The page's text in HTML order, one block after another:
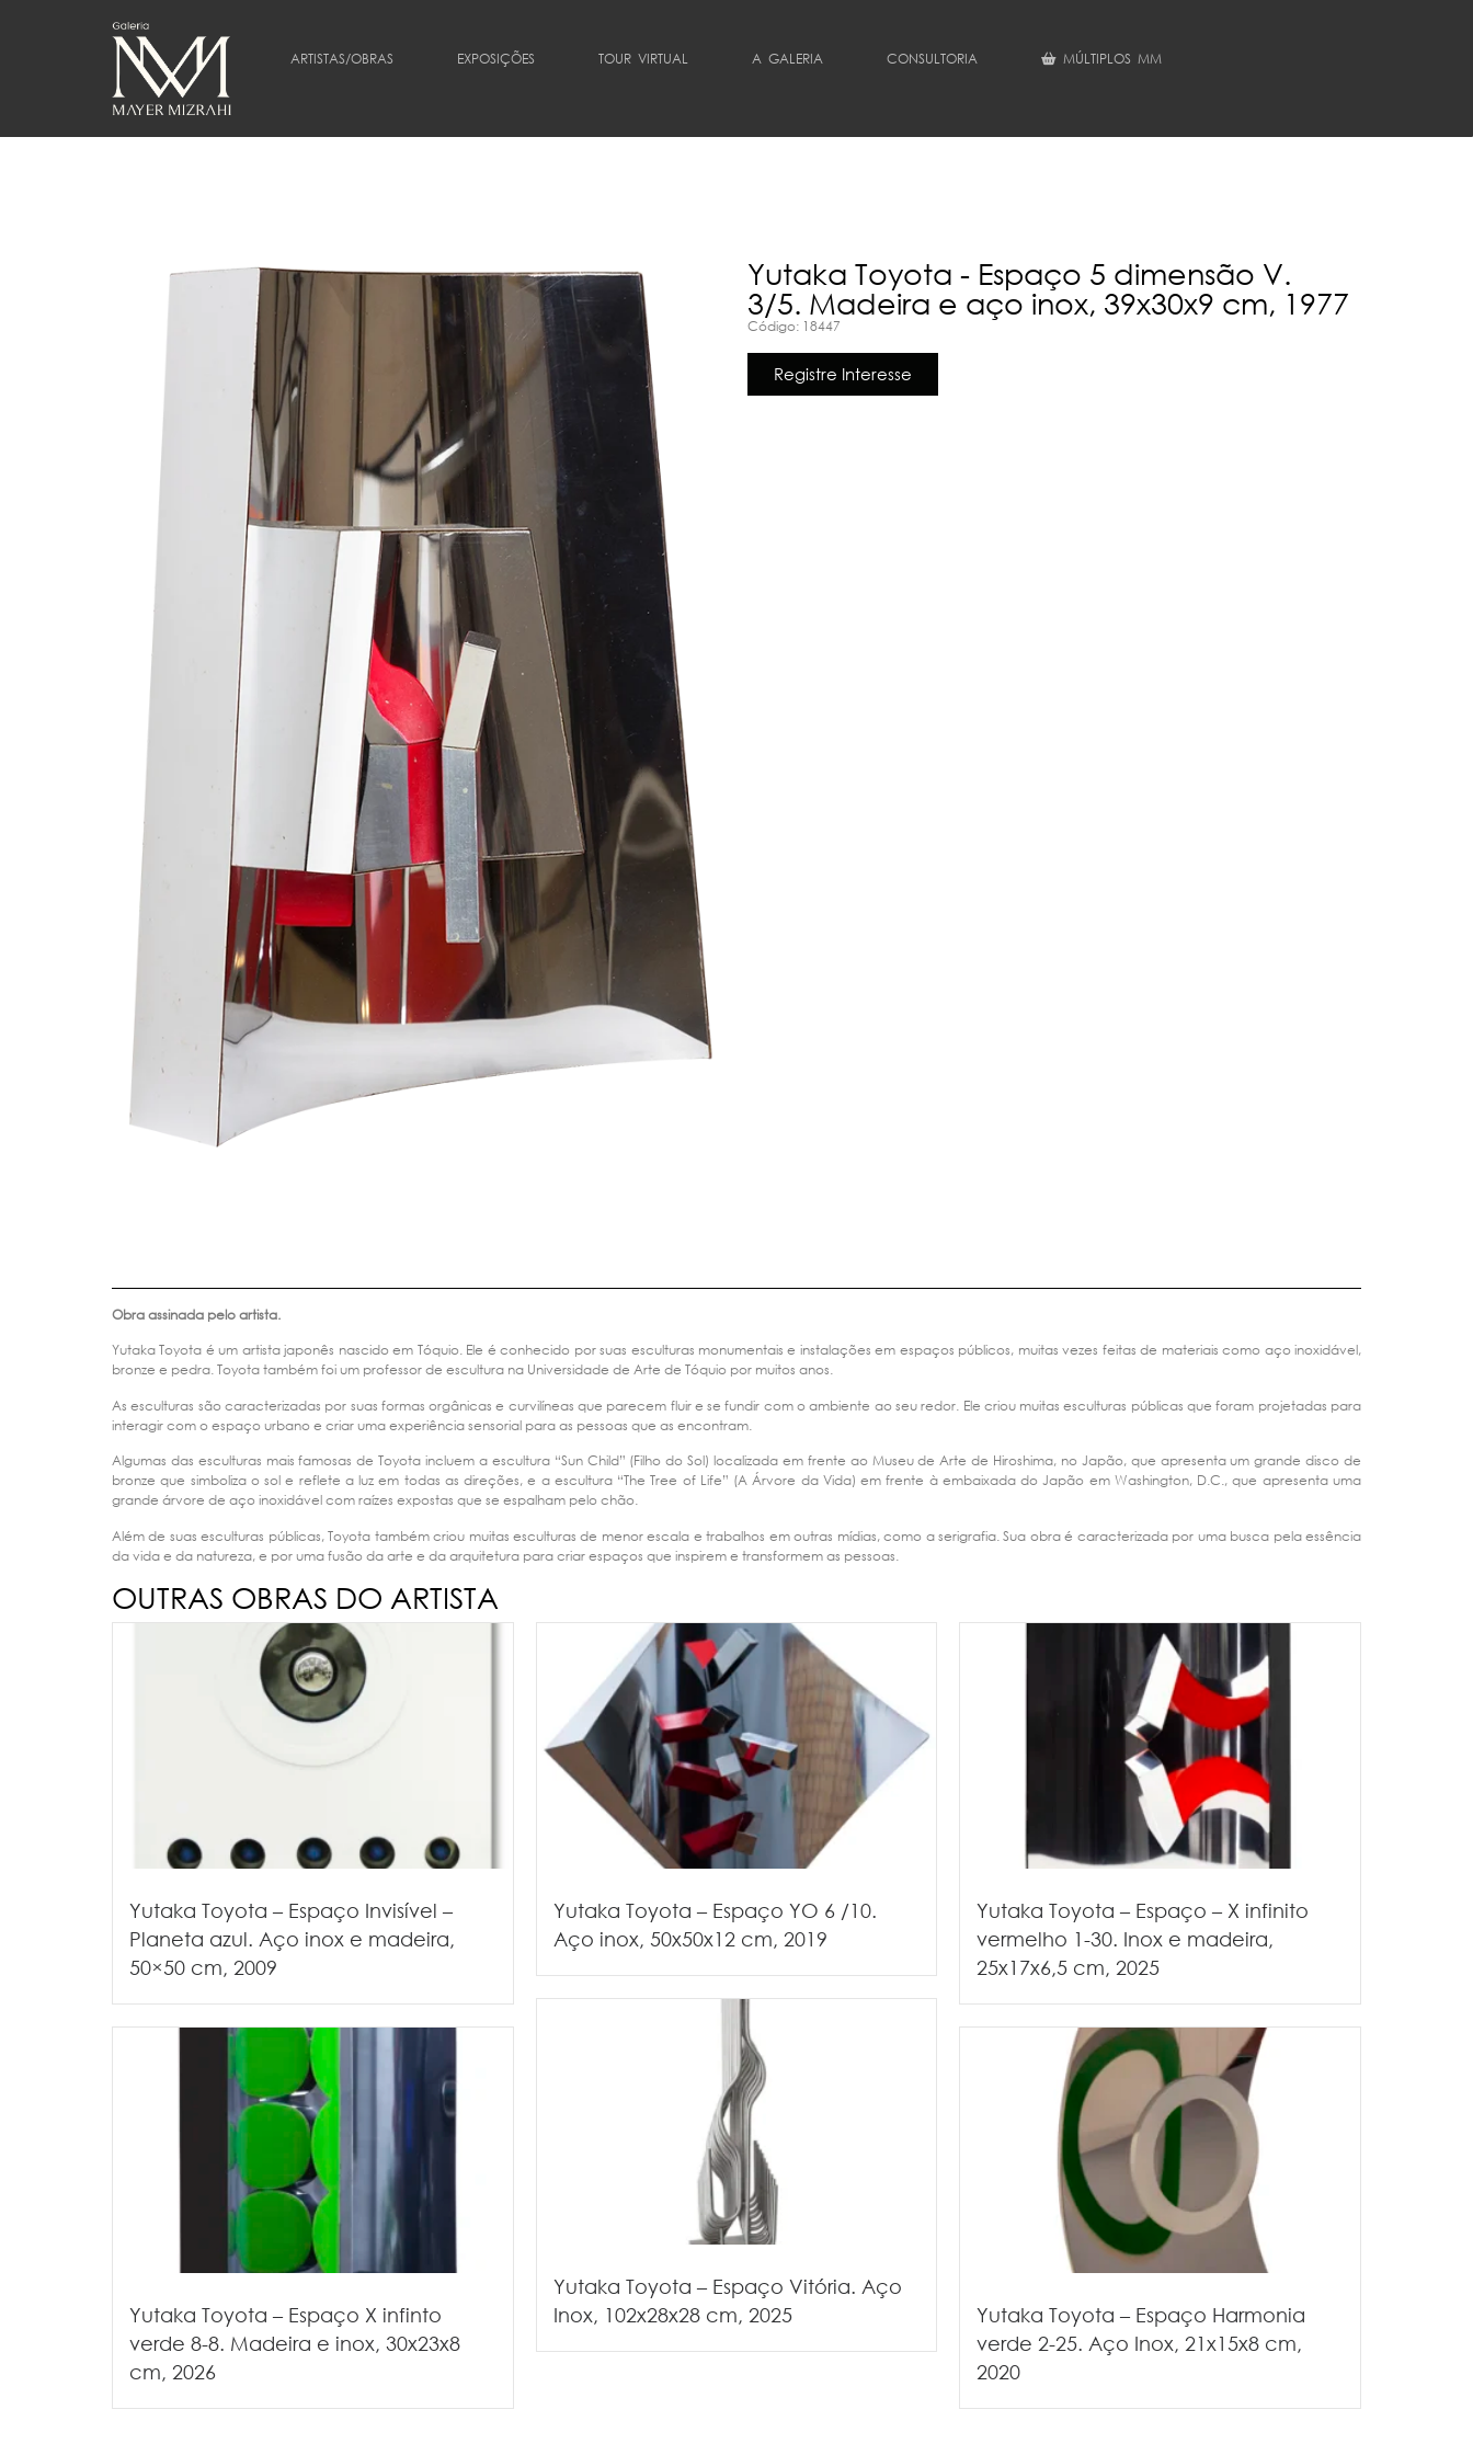
ARTISTAS/OBRAS EXPOSIÇÕES TOUR VIRTUAL A GALERIA CONSULTORIA MÚLTIPLOS MM
Yutaka Toyota - Espaço 5 dimensão V.
3/5. Madeira e aço inox, 39x30x9 cm, 1977
Código: 18447
Registre Interesse
Obra assinada pelo artista.
Yutaka Toyota é um artista japonês nascido em Tóquio. Ele é conhecido por suas esculturas monumentais e instalações em espaços públicos, muitas vezes feitas de materiais como aço inoxidável,
bronze e pedra. Toyota também foi um professor de escultura na Universidade de Arte de Tóquio por muitos anos.
As esculturas são caracterizadas por suas formas orgânicas e curvilíneas que parecem fluir e se fundir com o ambiente ao seu redor. Ele criou muitas esculturas públicas que foram projetadas para
interagir com o espaço urbano e criar uma experiência sensorial para as pessoas que as encontram.
Algumas das esculturas mais famosas de Toyota incluem a escultura “Sun Child” (Filho do Sol) localizada em frente ao Museu de Arte de Hiroshima, no Japão, que apresenta um grande disco de
bronze que simboliza o sol e reflete a luz em todas as direções, e a escultura “The Tree of Life” (A Árvore da Vida) em frente à embaixada do Japão em Washington, D.C., que apresenta uma
grande árvore de aço inoxidável com raízes expostas que se espalham pelo chão.
Além de suas esculturas públicas, Toyota também criou muitas esculturas de menor escala e trabalhos em outras mídias, como a serigrafia. Sua obra é caracterizada por uma busca pela essência
da vida e da natureza, e por uma fusão da arte e da arquitetura para criar espaços que inspirem e transformem as pessoas.
OUTRAS OBRAS DO ARTISTA
Yutaka Toyota – Espaço Invisível –
Planeta azul. Aço inox e madeira,
50×50 cm, 2009
Yutaka Toyota – Espaço YO 6 /10.
Aço inox, 50x50x12 cm, 2019
Yutaka Toyota – Espaço – X infinito
vermelho 1-30. Inox e madeira,
25x17x6,5 cm, 2025
Yutaka Toyota – Espaço Vitória. Aço
Inox, 102x28x28 cm, 2025
Yutaka Toyota – Espaço X infinto
verde 8-8. Madeira e inox, 30x23x8
cm, 2026
Yutaka Toyota – Espaço Harmonia
verde 2-25. Aço Inox, 21x15x8 cm,
2020